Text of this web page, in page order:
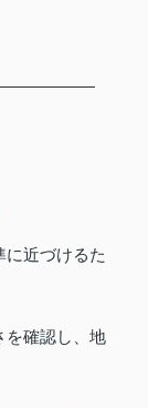
近づけるた
を確認し、地